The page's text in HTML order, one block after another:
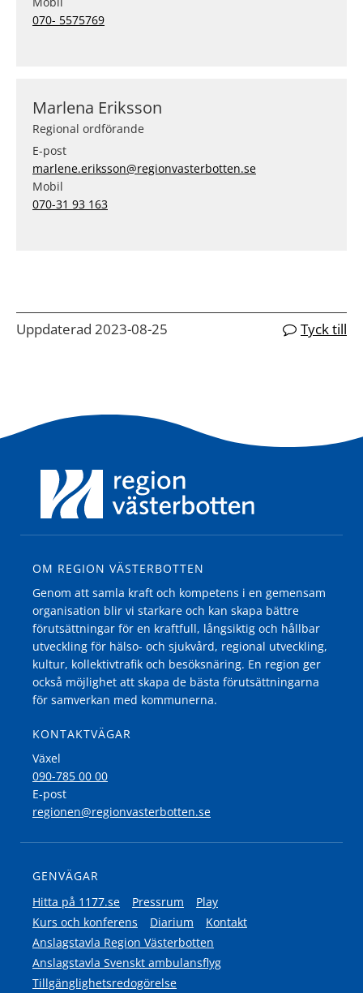
070- 5575769
Marlena Eriksson
Regional ordförande
E-post
marlene.eriksson@regionvasterbotten.se
Mobil
070-31 93 163
Uppdaterad 2023-08-25 Tyck till
OM REGION VÄSTERBOTTEN
Genom att samla kraft och kompetens i en gemensam
organisation blir vi starkare och kan skapa bättre
förutsättningar för en kraftfull, långsiktig och hållbar
utveckling för hälso- och sjukvård, regional utveckling,
kultur, kollektivtrafik och besöksnäring. En region ger
också möjlighet att skapa de bästa förutsättningarna
för samverkan med kommunerna.
KONTAKTVÄGAR
Växel
090-785 00 00
E-post
regionen@regionvasterbotten.se
GENVÄGAR
Hitta på 1177.se
Pressrum
Play
Kurs och konferens
Diarium
Kontakt
Anslagstavla Region Västerbotten
Anslagstavla Svenskt ambulansflyg
Tillgänglighetsredogörelse